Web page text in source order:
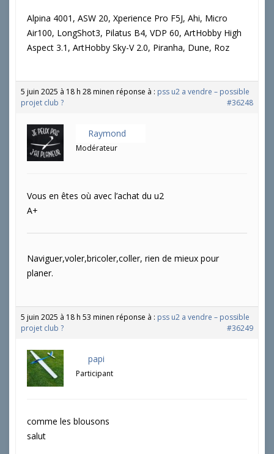
Alpina 4001, ASW 20, Xperience Pro F5J, Ahi, Micro
Air100, LongShot3, Pilatus B4, VDP 60, ArtHobby High
Aspect 3.1, ArtHobby Sky-V 2.0, Piranha, Dune, Roz
5 juin 2025 à 18 h 28 minen réponse à : pss u2 a vendre – possible
projet club ?
#36248
Raymond
Modérateur
Vous en êtes où avec l’achat du u2
A+
Naviguer,voler,bricoler,coller, rien de mieux pour
planer.
5 juin 2025 à 18 h 53 minen réponse à : pss u2 a vendre – possible
projet club ?
#36249
papi
Participant
comme les blousons
salut